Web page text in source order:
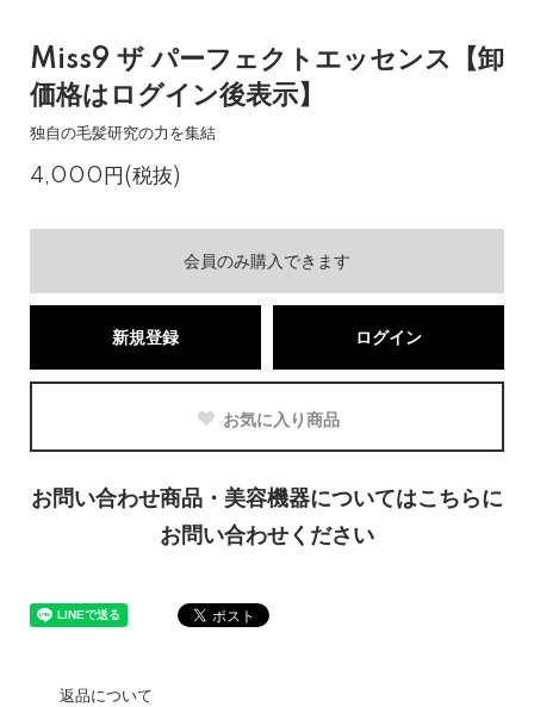
Miss9 ザ パーフェクトエッセンス【卸
価格はログイン後表示】
独自の毛髪研究の力を集結
4,000円(税抜)
会員のみ購入できます
新規登録 ログイン
お気に入り商品
お問い合わせ商品・美容機器についてはこちらに
お問い合わせください
返品について